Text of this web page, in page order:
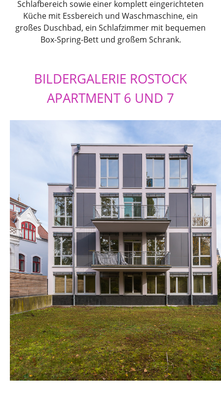
Schlafbereich sowie einer komplett eingerichteten
Küche mit Essbereich und Waschmaschine, ein
großes Duschbad, ein Schlafzimmer mit bequemen
Box-Spring-Bett und großem Schrank.
BILDERGALERIE ROSTOCK
APARTMENT 6 UND 7